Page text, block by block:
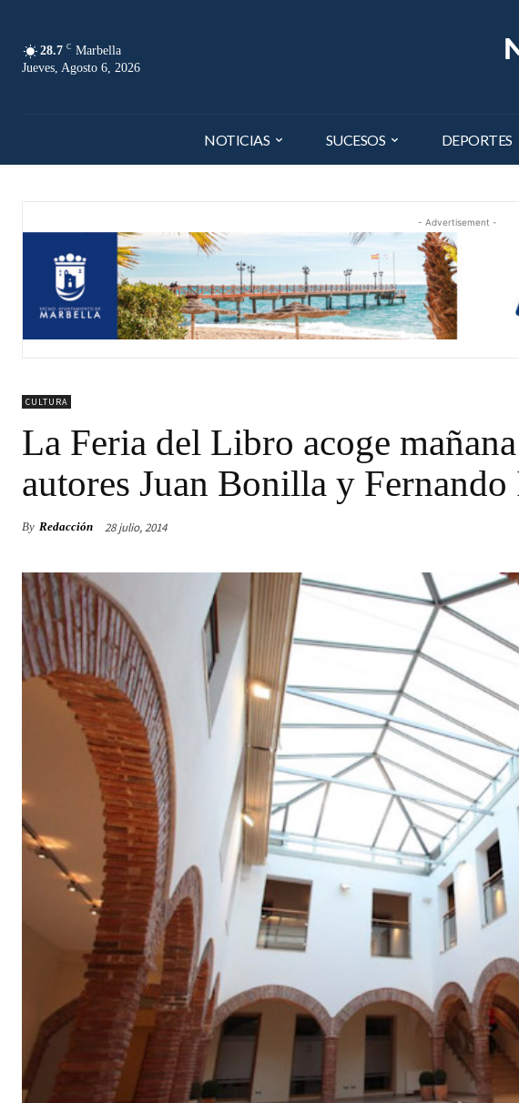
28.7 C Marbella
Jueves, Agosto 6, 2026
NOTICIAS SUCESOS DEPORTES
- Advertisement -
CULTURA
La Feria del Libro acoge
autores Juan Bonilla y
By Redacción 28 julio, 2014